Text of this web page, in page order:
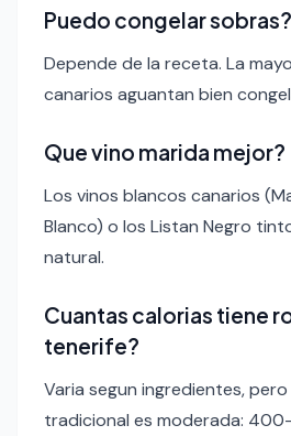
Puedo congelar sobras?
Depende de la receta. La
canarios aguantan bien
Que vino marida mejor?
Los vinos blancos canarios
Blanco) o los Listan Negro
natural.
Cuantas calorias tiene
tenerife?
Varia segun ingredientes,
tradicional es moderada: